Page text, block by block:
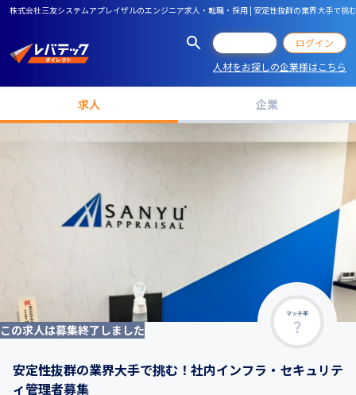
株式会社三友システムアプレイザルのエンジニア求人・転職・採用 | 安定性抜群の業界大手で挑
ログイン
人材をお探しの企業様はこちら
求人 企業
マッチ率
この求人は募集終了しました
安定性抜群の業界大手で挑む！社内インフラ・セキュリテ
ィ管理者募集